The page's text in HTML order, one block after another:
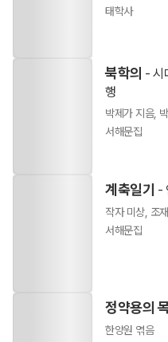
태학사
북학의 - 시
행
박제가 지음,
서해문집
계축일기 -
작자 미상, 조
서해문집
정약용의
한양원 엮음